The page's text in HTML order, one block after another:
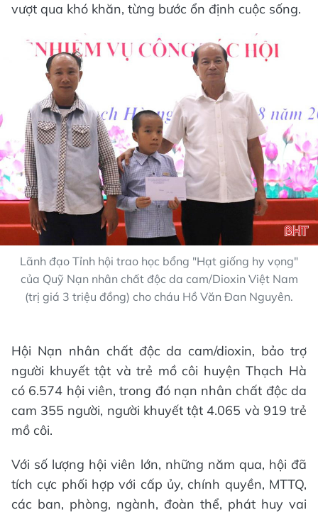
vượt qua khó khăn, từng bước ổn định cuộc sống.
Lãnh đạo Tỉnh hội trao học bổng "Hạt giống hy vọng"
của Quỹ Nạn nhân chất độc da cam/Dioxin Việt Nam
(trị giá 3 triệu đồng) cho cháu Hồ Văn Đan Nguyên.
Hội Nạn nhân chất độc da cam/dioxin, bảo trợ
người khuyết tật và trẻ mồ côi huyện Thạch Hà
có 6.574 hội viên, trong đó nạn nhân chất độc da
cam 355 người, người khuyết tật 4.065 và 919 trẻ
mồ côi.
Với số lượng hội viên lớn, những năm qua, hội đã
tích cực phối hợp với cấp ủy, chính quyền, MTTQ,
các ban, phòng, ngành, đoàn thể, phát huy vai